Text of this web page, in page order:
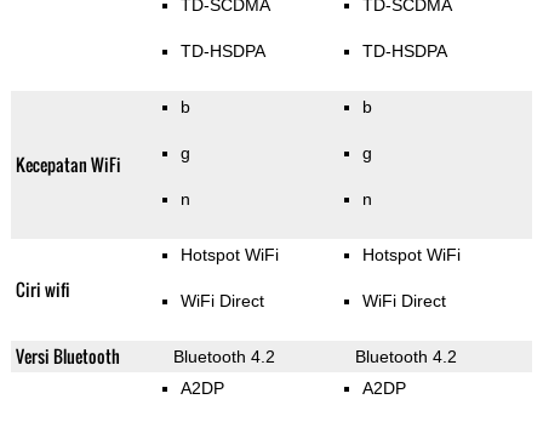
TD-SCDMA
TD-HSDPA
TD-SCDMA
TD-HSDPA
Kecepatan WiFi
b
g
n
b
g
n
Ciri wifi
Hotspot WiFi
WiFi Direct
Hotspot WiFi
WiFi Direct
Versi Bluetooth Bluetooth 4.2 Bluetooth 4.2
A2DP A2DP